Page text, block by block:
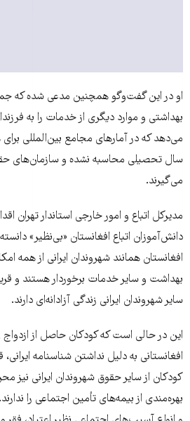
او در این گفت‌وگو همچنین مدعی شده که
بهداشتی و موارد دیگری از خدمات را به
می‌دهد که در آمارهای مجامع بین‌المللی
سال تحصیلی محاسبه نشده و سازمان‌های
می‌گیرند.
مدیرکل اتباع و امور خارجی استاندار تهران
دانش‌آموزان اتباع افغانستان «بی‌نظیر»
افغانستان همانند شهروندان ایرانی از همه
بهداشت و سایر خدمات برخوردار هستند و
سایر شهروندان ایرانی زندگی آزادانه‌ای دارند.
این در حالی است که کودکان حاصل از ازدواج
افغانستانی به دلیل نداشتن شناسنامه
کودکان از سایر حقوق شهروندان ایرانی نیز
بهره‌مندی از بیمه‌های تأمین اجتماعی را